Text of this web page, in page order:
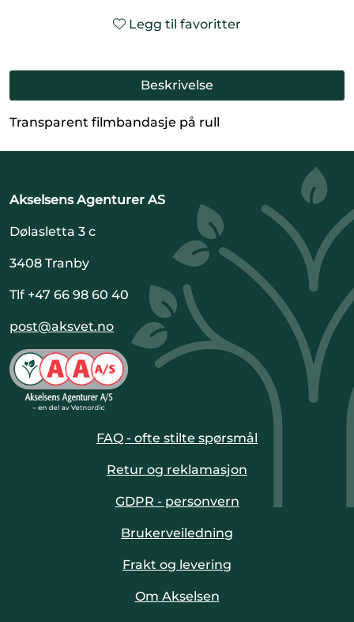
Legg til favoritter
Beskrivelse
Transparent filmbandasje på rull
Akselsens Agenturer AS
Dølasletta 3 c
3408 Tranby
Tlf +47 66 98 60 40
post@aksvet.no
FAQ - ofte stilte spørsmål
Retur og reklamasjon
GDPR - personvern
Brukerveiledning
Frakt og levering
Om Akselsen